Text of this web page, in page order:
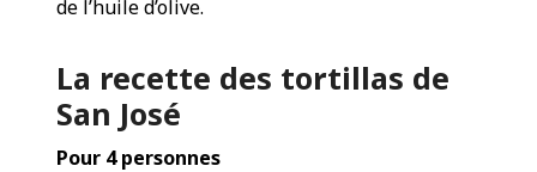
de l’huile d’olive.
La recette des tortillas de
San José
Pour 4 personnes